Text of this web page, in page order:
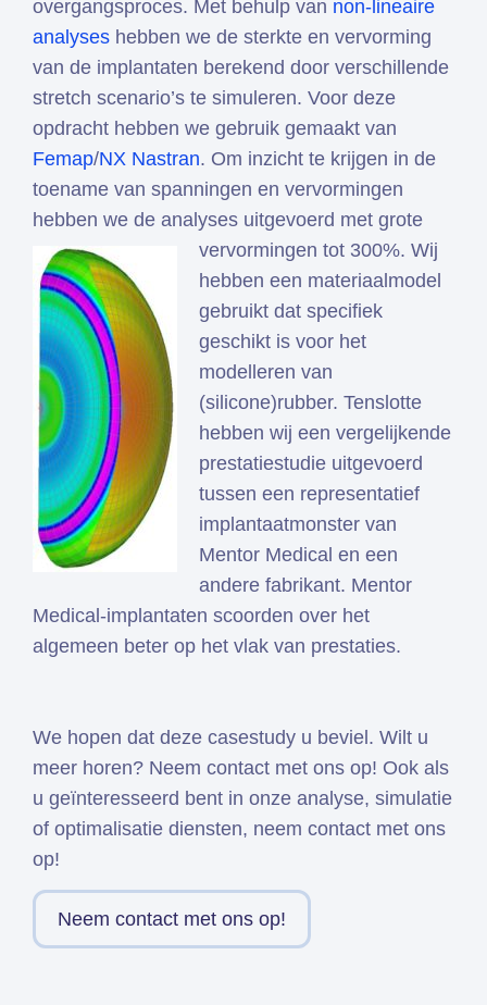
overgangsproces. Met behulp van non-lineaire
analyses hebben we de sterkte en vervorming
van de implantaten berekend door verschillende
stretch scenario’s te simuleren. Voor deze
opdracht hebben we gebruik gemaakt van
Femap/NX Nastran. Om inzicht te krijgen in de
toename van spanningen en vervormingen
hebben we de analyses uitgevoerd met grote
vervormingen tot 300%. Wij
hebben een materiaalmodel
gebruikt dat specifiek
geschikt is voor het
modelleren van
(silicone)rubber. Tenslotte
hebben wij een vergelijkende
prestatiestudie uitgevoerd
tussen een representatief
implantaatmonster van
Mentor Medical en een
andere fabrikant. Mentor
Medical-implantaten scoorden over het
algemeen beter op het vlak van prestaties.
We hopen dat deze casestudy u beviel. Wilt u
meer horen? Neem contact met ons op! Ook als
u geïnteresseerd bent in onze analyse, simulatie
of optimalisatie diensten, neem contact met ons
op!
Neem contact met ons op!